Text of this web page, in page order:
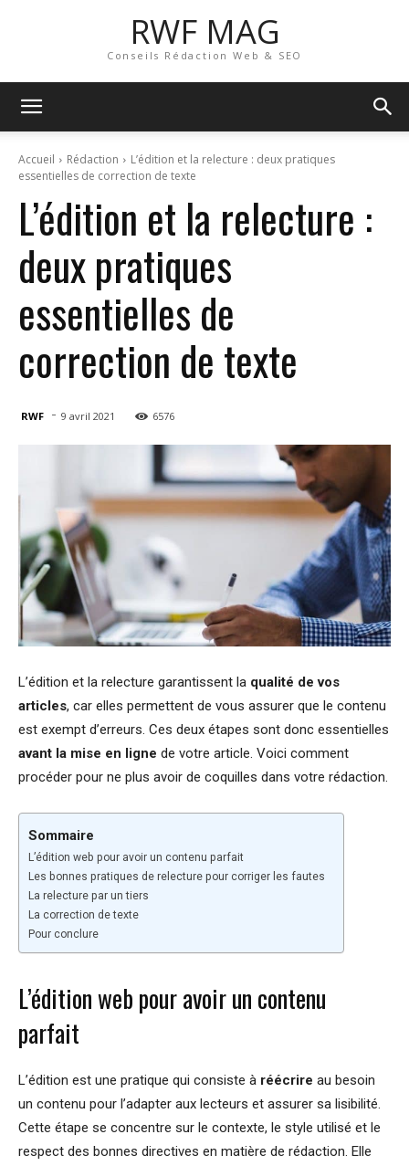
RWF MAG
Conseils Rédaction Web & SEO
Accueil Rédaction
L’édition et la relecture : deux pratiques
essentielles de correction de texte
L’édition et la relecture :
deux pratiques
essentielles de
correction de texte
RWF - 9 avril 2021 6576
L’édition et la relecture garantissent la qualité de vos
articles, car elles permettent de vous assurer que le contenu
est exempt d’erreurs. Ces deux étapes sont donc essentielles
avant la mise en ligne de votre article. Voici comment
procéder pour ne plus avoir de coquilles dans votre rédaction.
Sommaire
L’édition web pour avoir un contenu parfait
Les bonnes pratiques de relecture pour corriger les fautes
La relecture par un tiers
La correction de texte
Pour conclure
L’édition web pour avoir un contenu
parfait
L’édition est une pratique qui consiste à réécrire au besoin
un contenu pour l’adapter aux lecteurs et assurer sa lisibilité.
Cette étape se concentre sur le contexte, le style utilisé et le
respect des bonnes directives en matière de rédaction. Elle